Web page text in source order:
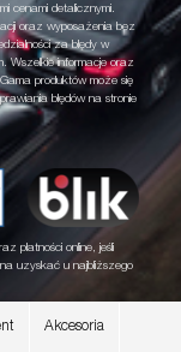
Akcesoria
cenami detalicznymi.
oraz wyposażenia bez
za błędy w
Wszelkie informacje oraz
produktów może się
błędów na stronie
płatności online, jeśli
uzyskać u najbliższego